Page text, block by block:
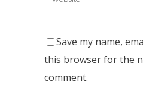
Save my name,
this browser for the
comment.